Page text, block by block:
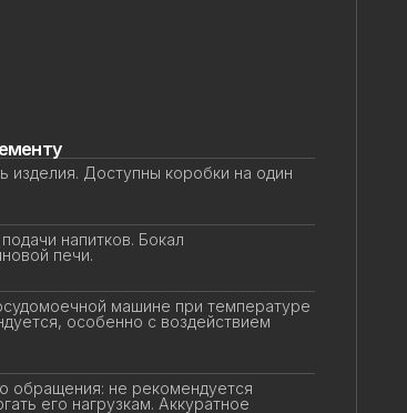
изделия. Доступны коробки на один
напитков. Бокал
печи.
машине при температуре
особенно с воздействием
не рекомендуется
его нагрузкам. Аккуратное
безупречный вид